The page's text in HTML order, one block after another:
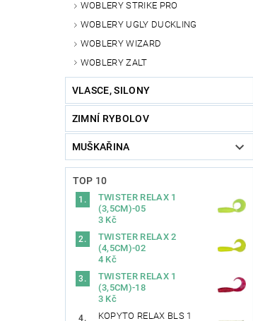
WOBLERY STRIKE PRO
WOBLERY UGLY DUCKLING
WOBLERY WIZARD
WOBLERY ZALT
VLASCE, SILONY
ZIMNÍ RYBOLOV
MUŠKAŘINA
TOP 10
TWISTER RELAX 1
(3,5CM)-05
3 Kč
TWISTER RELAX 2
(4,5CM)-02
4 Kč
TWISTER RELAX 1
(3,5CM)-18
3 Kč
KOPYTO RELAX BLS 1